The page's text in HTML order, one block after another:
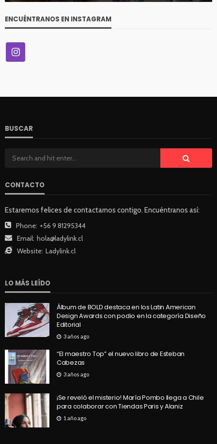
ENCUÉNTRANOS EN INSTAGRAM
BUSCAR
CONTACTO
Estaremos felices de contactarnos contigo. Encuéntranos así:
Phone: +56 9 81295344
Email: hola@ladylink.cl
Website: Ladylink.cl
LO MÁS LEÍDO
Álbum de BOLD destaca en los Latin American
Design Awards con podio en la categoría Diseño
Editorial
3 años ago
“El maestro Top” el nuevo libro de Esteban
Cabezas
3 años ago
¡Se reveló el misterio! María Pombo llega a Chile
para colaborar con Tiendas Paris y Alaniz
1 año ago